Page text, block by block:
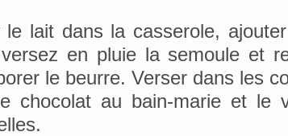
le lait dans la casserole,
en pluie la semoule et
le beurre. Verser dans les
chocolat au bain-marie et le